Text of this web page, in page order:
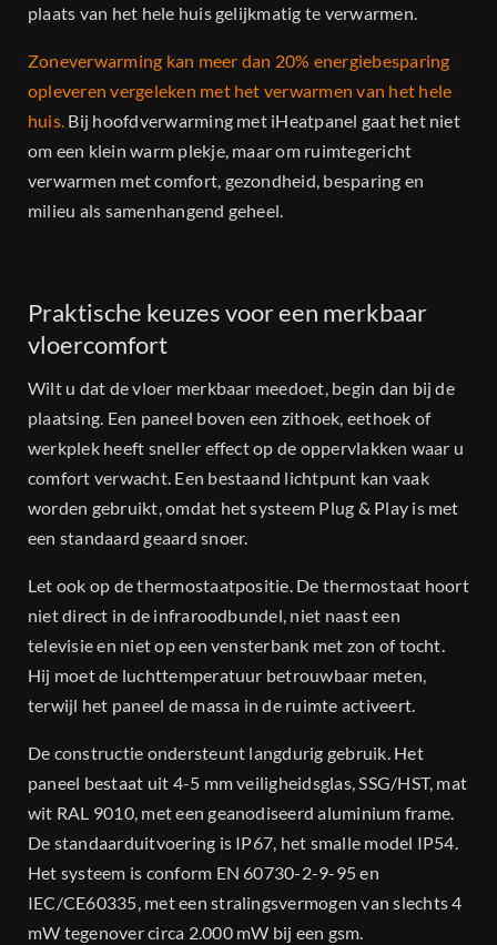
plaats van het hele huis gelijkmatig te verwarmen.
Zoneverwarming kan meer dan 20% energiebesparing
opleveren vergeleken met het verwarmen van het hele
huis. Bij hoofdverwarming met iHeatpanel gaat het niet
om een klein warm plekje, maar om ruimtegericht
verwarmen met comfort, gezondheid, besparing en
milieu als samenhangend geheel.
Praktische keuzes voor een merkbaar
vloercomfort
Wilt u dat de vloer merkbaar meedoet, begin dan bij de
plaatsing. Een paneel boven een zithoek, eethoek of
werkplek heeft sneller effect op de oppervlakken waar u
comfort verwacht. Een bestaand lichtpunt kan vaak
worden gebruikt, omdat het systeem Plug & Play is met
een standaard geaard snoer.
Let ook op de thermostaatpositie. De thermostaat hoort
niet direct in de infraroodbundel, niet naast een
televisie en niet op een vensterbank met zon of tocht.
Hij moet de luchttemperatuur betrouwbaar meten,
terwijl het paneel de massa in de ruimte activeert.
De constructie ondersteunt langdurig gebruik. Het
paneel bestaat uit 4-5 mm veiligheidsglas, SSG/HST, mat
wit RAL 9010, met een geanodiseerd aluminium frame.
De standaarduitvoering is IP67, het smalle model IP54.
Het systeem is conform EN 60730-2-9-95 en
IEC/CE60335, met een stralingsvermogen van slechts 4
mW tegenover circa 2.000 mW bij een gsm.